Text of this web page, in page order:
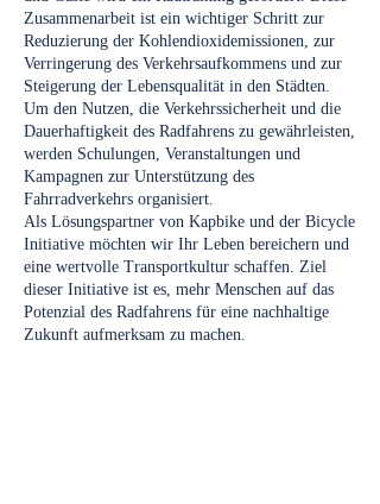
Zusammenarbeit ist ein wichtiger Schritt zur
Reduzierung der Kohlendioxidemissionen, zur
Verringerung des Verkehrsaufkommens und zur
Steigerung der Lebensqualität in den Städten.
Um den Nutzen, die Verkehrssicherheit und die
Dauerhaftigkeit des Radfahrens zu gewährleisten,
werden Schulungen, Veranstaltungen und
Kampagnen zur Unterstützung des
Fahrradverkehrs organisiert.
Als Lösungspartner von Kapbike und der Bicycle
Initiative möchten wir Ihr Leben bereichern und
eine wertvolle Transportkultur schaffen. Ziel
dieser Initiative ist es, mehr Menschen auf das
Potenzial des Radfahrens für eine nachhaltige
Zukunft aufmerksam zu machen.